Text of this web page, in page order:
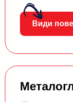
Види